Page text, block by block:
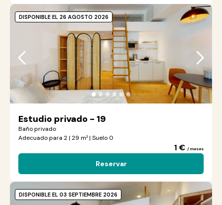
●●●●●●
Estudio privado - 19
Baño privado
Adecuado para 2 | 29 m² | Suelo 0
1 € / meses
Reservar
DISPONIBLE EL 26 AGOSTO 2026
DISPONIBLE EL 03 SEPTIEMBRE 2026